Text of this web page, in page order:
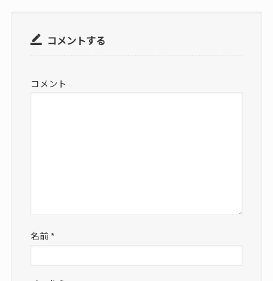
コメントする
コメント
名前 *